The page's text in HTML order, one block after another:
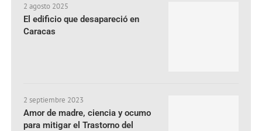
2 agosto 2025
El edificio que desapareció en
Caracas
2 septiembre 2023
Amor de madre, ciencia y ocumo
para mitigar el Trastorno del